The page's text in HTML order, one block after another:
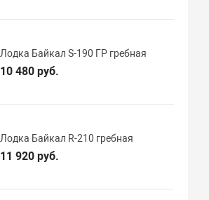
Лодка Байкал S-190 ГР гребная
10 480 руб.
Лодка Байкал R-210 гребная
11 920 руб.